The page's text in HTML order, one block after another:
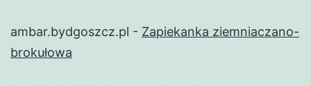
ambar.bydgoszcz.pl - Zapiekanka ziemniaczano-
brokułowa